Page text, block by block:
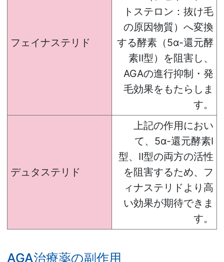
フェイナステリド
トステロン：抜け毛
の原因物質）へ変換
する酵素（5α-還元酵
素Ⅱ型）を阻害し、
AGAの進行抑制・発
毛効果をもたらしま
す。
デュタステリド
上記の作用におい
て、5α-還元酵素Ⅰ
型、Ⅱ型の両方の活性
を阻害するため、フ
ィナステリドより高
い効果が期待できま
す。
AGA治療薬の副作用